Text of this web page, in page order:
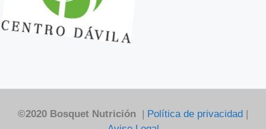
©2020 Bosquet Nutrición | Política de privacidad |